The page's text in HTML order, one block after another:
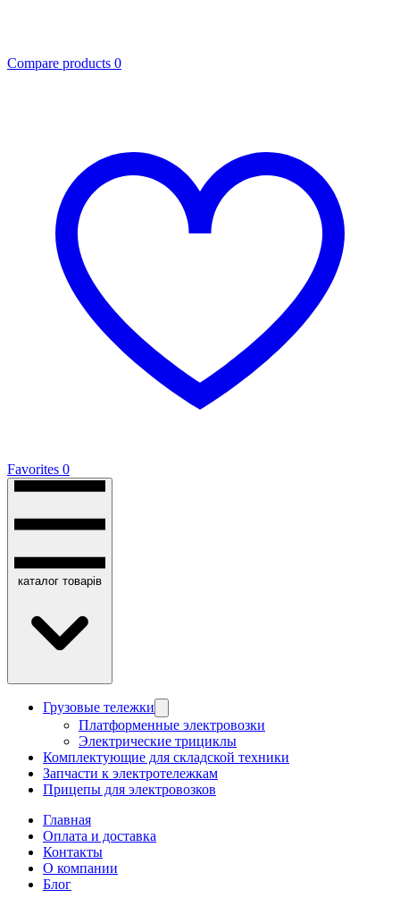
Compare products 0
Favorites 0
каталог товарів
Грузовые тележки
Платформенные электровозки
Электрические трициклы
Комплектующие для складской техники
Запчасти к электротележкам
Прицепы для электровозков
Главная
Оплата и доставка
Контакты
О компании
Блог